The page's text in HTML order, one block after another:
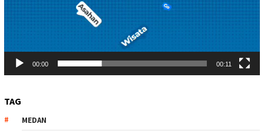
00:00 00:11
TAG
MEDAN